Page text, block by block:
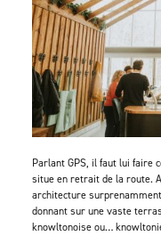
Parlant GPS, il faut lui faire
situe en retrait de la route.
architecture
donnant sur une vaste
knowltonoise ou…